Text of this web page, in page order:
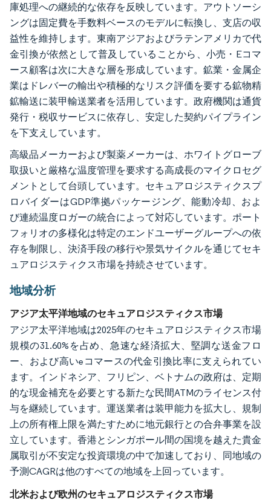
庫処理への継続的な依存を反映しています。アウトソーシ
ングは固定費を手数料ベースのモデルに転換し、支店の収
益性を維持します。東南アジアおよびラテンアメリカで代
金引換が依然として普及していることから、小売・Eコマ
ース顧客は次に大きな層を形成しています。鉱業・金属企
業はドレバーの輸出や積極的なリスク評価を要する鉱物精
鉱輸送に装甲輸送業者を活用しています。政府機関は通貨
発行・税収サービスに依存し、安定した契約パイプライン
を下支えしています。
高級品メーカーおよび製薬メーカーは、ホワイトグローブ
取扱いと厳格な温度管理を要求する高成長のマイクロセグ
メントとして台頭しています。セキュアロジスティクスプ
ロバイダーはGDP準拠パッケージング、能動冷却、およ
び連続温度ロガーの統合によって対応しています。ポート
フォリオの多様化は特定のエンドユーザーグループへの依
存を制限し、決済手段の移行や景気サイクルを通じてセキ
ュアロジスティクス市場を持続させています。
地域分析
アジア太平洋地域のセキュアロジスティクス市場
アジア太平洋地域は2025年のセキュアロジスティクス市場
規模の31.60%を占め、急速な経済拡大、堅調な送金フロ
ー、および高いeコマースの代金引換比率に支えられてい
ます。インドネシア、フリピン、ベトナムの政府は、定期
的な現金補充を必要とする新たな民間ATMのライセンス付
与を継続しています。運送業者は装甲能力を拡大し、規制
上の所有権上限を満たすために地元銀行との合弁事業を設
立しています。香港とシンガポール間の国境を越えた貴金
属取引が不安定な投資環境の中で加速しており、同地域の
予測CAGRは他のすべての地域を上回っています。
北米および欧州のセキュアロジスティクス市場